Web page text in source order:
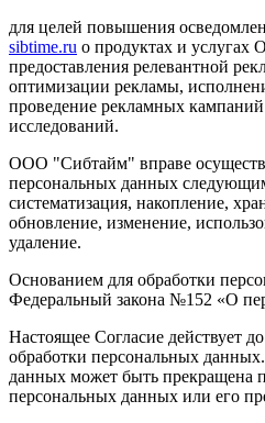
для целей повышения
sibtime.ru о продуктах и
предоставления релевантной
оптимизации рекламы,
проведение рекламных
исследований.
ООО "Сибтайм" вправе
персональных данных
систематизация, накопление,
обновление, изменение,
удаление.
Основанием для обработки
Федеральный закона №152 «О
Настоящее Согласие действует
обработки персональных
данных может быть прекращена
персональных данных или его